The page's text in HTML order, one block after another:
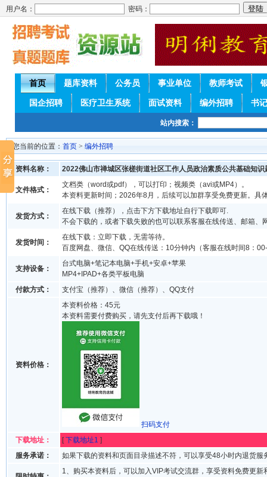
用户名： 密码：
首页 题库资料 公务员 事业单位 教师考试
国企招聘 医疗卫生系统 面试资料 编外招聘 书
站内搜索：
您当前的位置： 首页 > 编外招聘
资料名称： 2022佛山市禅城区张槎街道社区工作人员政治素质公共基础知识
文件格式：
文档类（word或pdf），可以打印；视频类（avi或MP4）。
本资料更新时间；2026年8月，后续可以加群享受免费更新。具
发货方式：
在线下载（推荐），点击下方下载地址自行下载即可.
不会下载的，或者下载失败的也可以联系客服在线传送、邮箱、
发货时间：
在线下载：立即下载，无需等待。
百度网盘、微信、QQ在线传送：10分钟内（客服在线时间8：
支持设备：
台式电脑+笔记本电脑+手机+安卓+苹果
MP4+IPAD+各类平板电脑
付款方式：
支付宝（推荐）、微信（推荐）、QQ支付
资料价格：
本资料价格：45元
本资料需要付费购买，请先支付后再下载哦！
扫码支付
下载地址：
[下载地址1 ]
服务承诺：
如果下载的资料和页面目录描述不符，可以享受48小时内退货服
1、购买本资料后，可以加入VIP考试交流群，享受资料免费更新